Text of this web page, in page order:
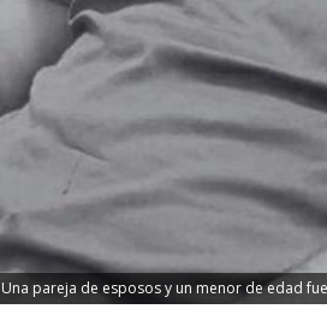
Una pareja de esposos y un menor de edad